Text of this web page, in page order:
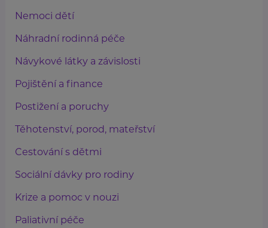
Nemoci dětí
Náhradní rodinná péče
Návykové látky a závislosti
Pojištění a finance
Postižení a poruchy
Těhotenství, porod, mateřství
Cestování s dětmi
Sociální dávky pro rodiny
Krize a pomoc v nouzi
Paliativní péče